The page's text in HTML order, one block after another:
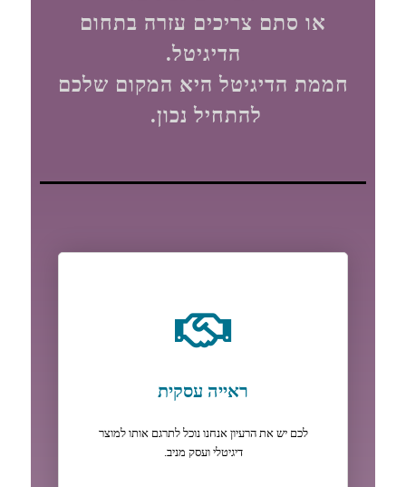
או סתם צריכים עזרה בתחום
הדיגיטל.
חממת הדיגיטל היא המקום שלכם
להתחיל נכון.
ראייה עסקית
לכם יש את הרעיון אנחנו נוכל לתרגם אותו למוצר
דיגיטלי ועסק מניב.